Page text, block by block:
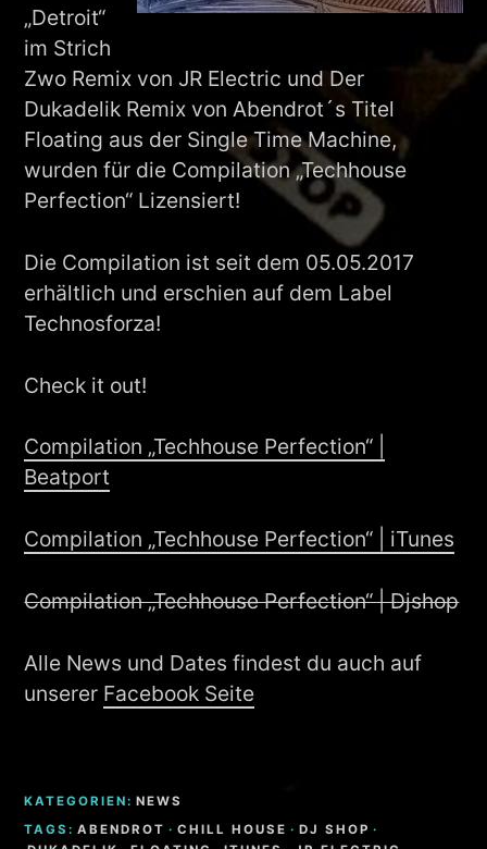
„Detroit“
im Strich
Zwo Remix von JR Electric und Der
Dukadelik Remix von Abendrot´s Titel
Floating aus der Single Time Machine,
wurden für die Compilation „Techhouse
Perfection“ Lizensiert!
Die Compilation ist seit dem 05.05.2017
erhältlich und erschien auf dem Label
Technosforza!
Check it out!
Compilation „Techhouse Perfection“ |
Beatport
Compilation „Techhouse Perfection“ | iTunes
Compilation „Techhouse Perfection“ | Djshop
Alle News und Dates findest du auch auf
unserer Facebook Seite
KATEGORIEN: NEWS
TAGS: ABENDROT · CHILL HOUSE · DJ SHOP ·